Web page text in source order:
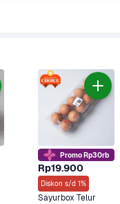
Promo Rp30rb
Rp19.900
Diskon s/d 1%
Sayurbox Telur